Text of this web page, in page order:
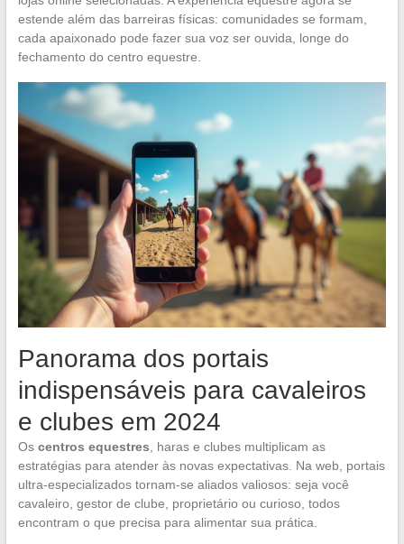
estende além das barreiras físicas: comunidades se formam,
cada apaixonado pode fazer sua voz ser ouvida, longe do
fechamento do centro equestre.
Panorama dos portais
indispensáveis para cavaleiros
e clubes em 2024
Os centros equestres , haras e clubes multiplicam as
estratégias para atender às novas expectativas. Na web, portais
ultra-especializados tornam-se aliados valiosos: seja você
cavaleiro, gestor de clube, proprietário ou curioso, todos
encontram o que precisa para alimentar sua prática.